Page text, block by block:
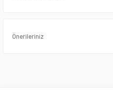
Önerileriniz